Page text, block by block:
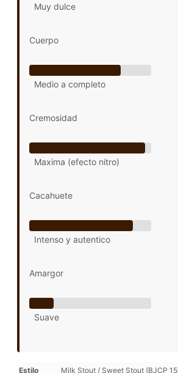
Muy dulce
Cuerpo
Medio a completo
Cremosidad
Maxima (efecto nitro)
Cacahuete
Intenso y autentico
Amargor
Suave
Estilo
Milk Stout / Sweet Stout (BJCP